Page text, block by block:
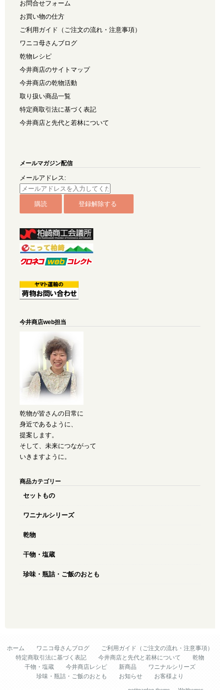
お問合せフォーム
お買い物の仕方
ご利用ガイド（ご注文の流れ・注意事項）
ワニコ母さんブログ
乾物レシピ
今井商店のサイトマップ
今井商店の乾物活動
取り扱い商品一覧
特定商取引法に基づく表記
今井商店と先代と若林について
メールマガジン配信
メールアドレス:
今井商店web担当
乾物が皆さんの日常に
身近であるように、
提案します。
そして、未来につながって
いきますように。
商品カテゴリー
セットもの
ワニナルシリーズ
乾物
干物・塩蔵
珍味・瓶詰・ご飯のおとも
ホーム ワニコ母さんブログ
ご利用ガイド（ご注文の流れ・注意事項）
特定商取引法に基づく表記
今井商店と先代と若林について
乾物
干物・塩蔵
今井商店レシピ 新商品
ワニナルシリーズ
珍味・瓶詰・ご飯のおとも
お知らせ お客様より